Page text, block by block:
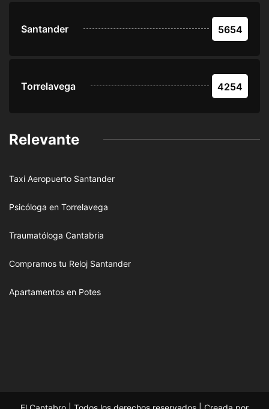
Santander 5654
Torrelavega 4254
Relevante
Taxi Aeropuerto Santander
Psicóloga en Torrelavega
Traumatóloga Cantabria
Compramos tu Reloj Santander
Apartamentos en Potes